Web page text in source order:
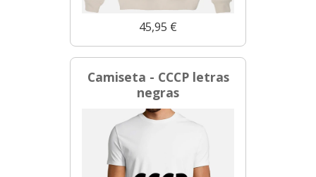
45,95 €
Camiseta - CCCP letras
negras